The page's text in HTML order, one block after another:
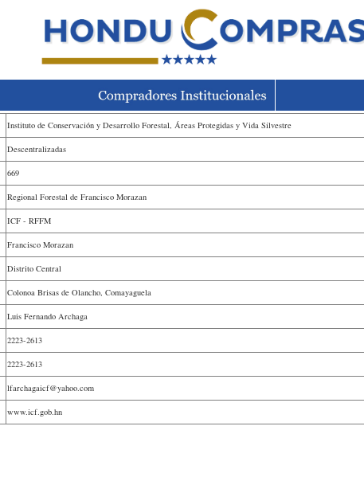
Instituto de Conservación y Desarrollo Forestal, Áreas Protegidas y Vida Silvestre
Descentralizadas
669
Regional Forestal de Francisco Morazan
ICF - RFFM
Francisco Morazan
Distrito Central
Colonoa Brisas de Olancho, Comayaguela
Luis Fernando Archaga
2223-2613
2223-2613
lfarchagaicf@yahoo.com
www.icf.gob.hn